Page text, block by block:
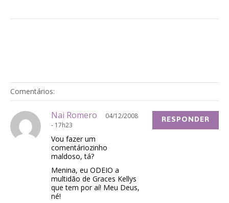
Comentários:
Nai Romero
04/12/2008
- 17h23
Vou fazer um
comentáriozinho
maldoso, tá?
Menina, eu ODEIO a
multidão de Graces Kellys
que tem por aí! Meu Deus,
né!
RESPONDER